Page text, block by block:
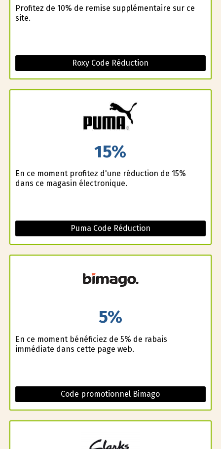
Profitez de 10% de remise supplémentaire sur ce
site.
Roxy Code Réduction
15%
En ce moment profitez d'une réduction de 15%
dans ce magasin électronique.
Puma Code Réduction
5%
En ce moment bénéficiez de 5% de rabais
immédiate dans cette page web.
Code promotionnel Bimago